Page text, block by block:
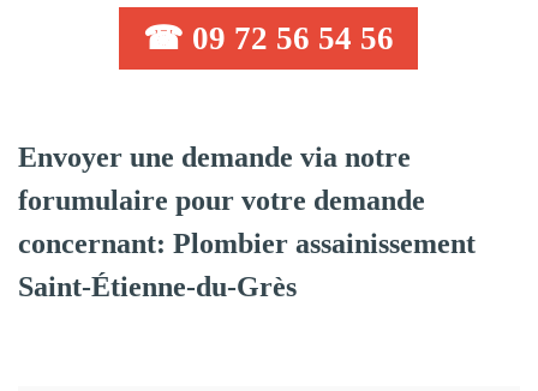
☎ 09 72 56 54 56
Envoyer une demande via notre
forumulaire pour votre demande
concernant: Plombier assainissement
Saint-Étienne-du-Grès